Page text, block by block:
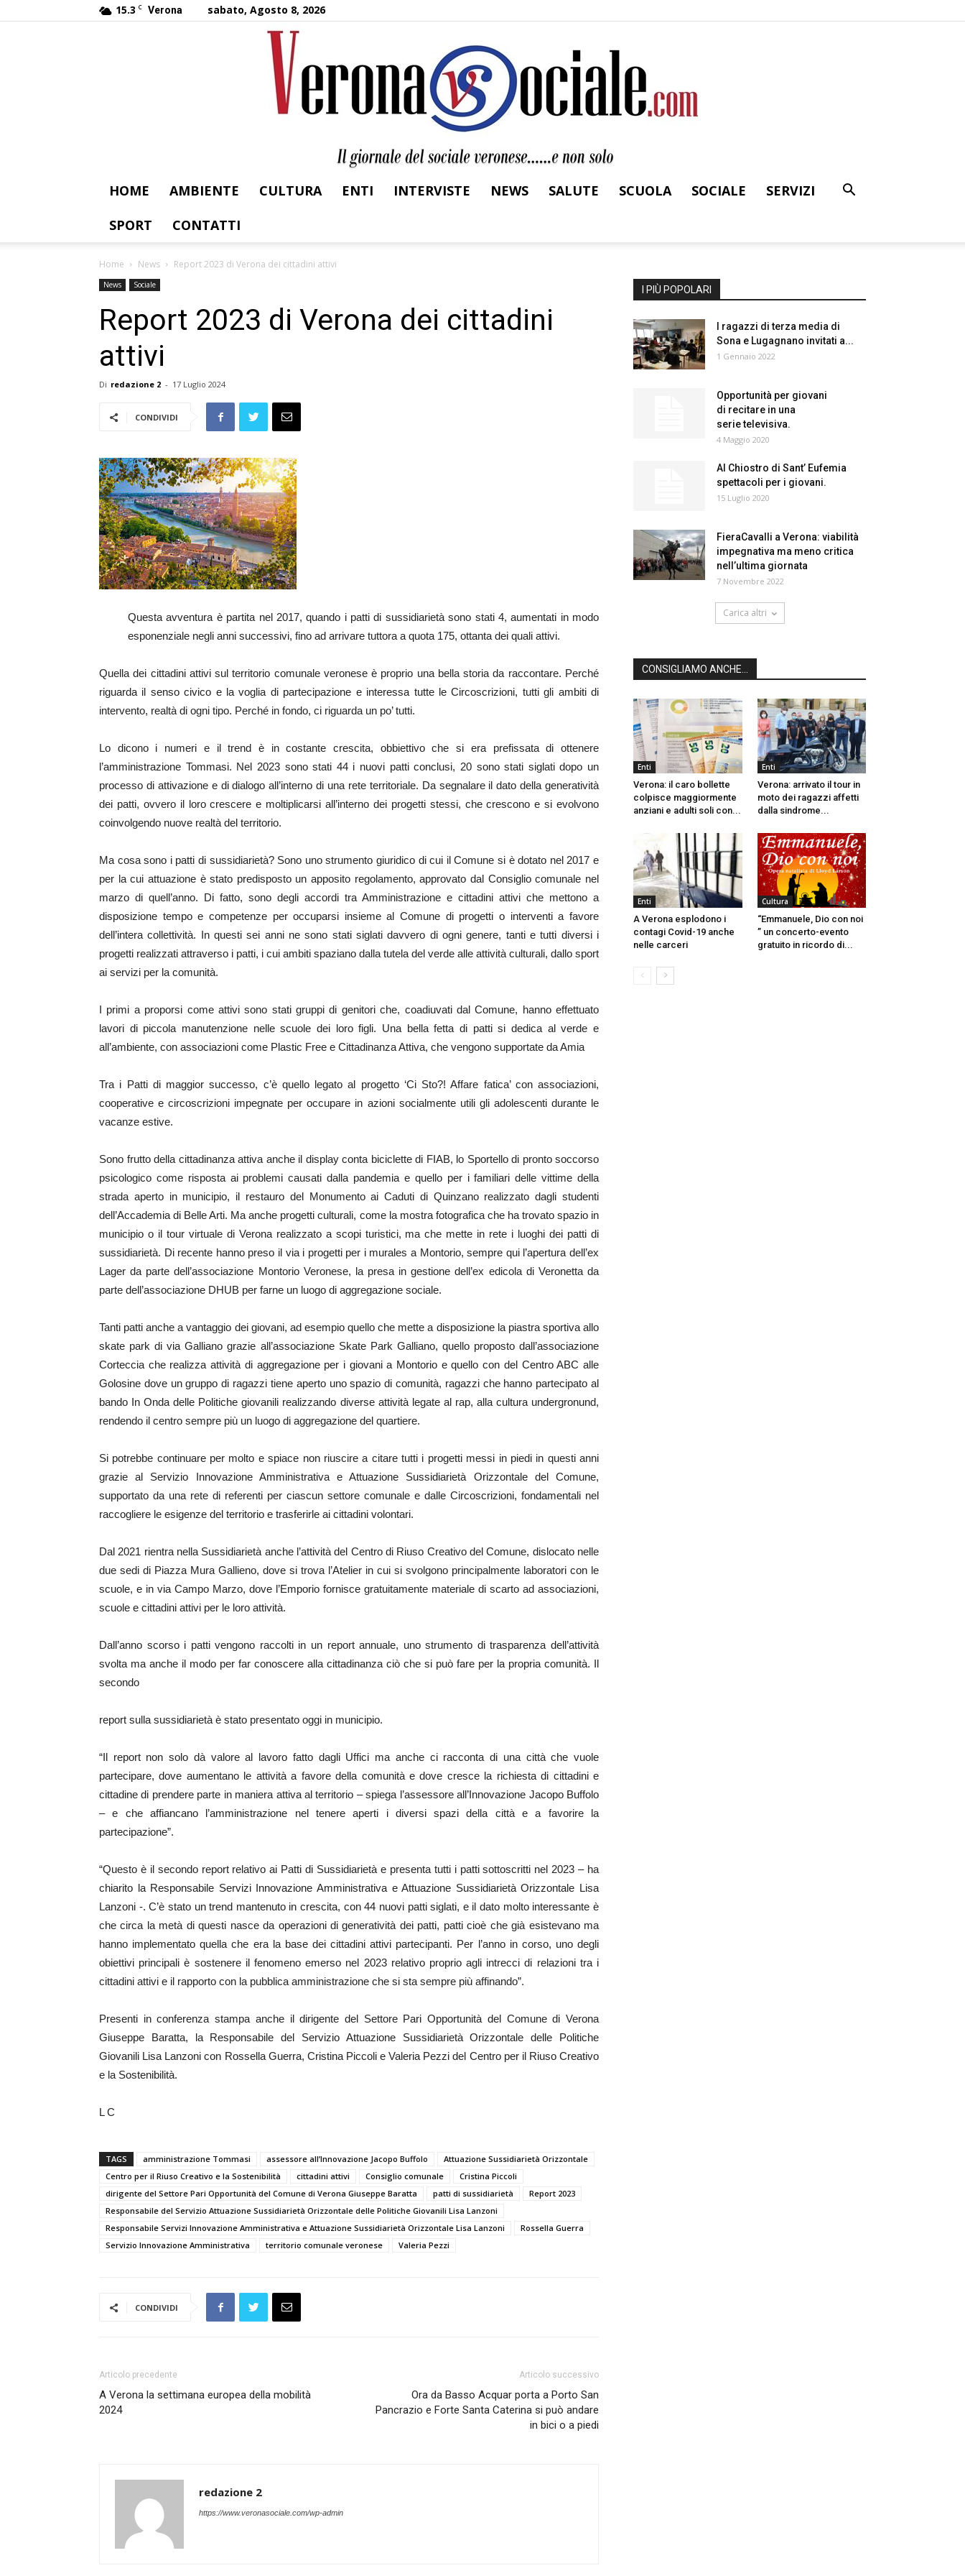
15.3 C Verona sabato, Agosto 8, 2026
Sociale
HOME AMBIENTE CULTURA ENTI INTERVISTE NEWS SALUTE SCUOLA SOCIALE
SERVIZI
SPORT
CONTATTI
Home News Report 2023 di Verona dei cittadini attivi
News Sociale
Report 2023 di Verona dei cittadini
attivi
Di redazione 2 - 17 Luglio 2024
CONDIVIDI
Questa avventura è partita nel 2017, quando i patti di sussidiarietà sono stati 4, aumentati in modo
esponenziale negli anni successivi, fino ad arrivare tuttora a quota 175, ottanta dei quali attivi.
Quella dei cittadini attivi sul territorio comunale veronese è proprio una bella storia da raccontare. Perché
riguarda il senso civico e la voglia di partecipazione e interessa tutte le Circoscrizioni, tutti gli ambiti di
intervento, realtà di ogni tipo. Perché in fondo, ci riguarda un po’ tutti.
Lo dicono i numeri e il trend è in costante crescita, obbiettivo che si era prefissata di ottenere
l’amministrazione Tommasi. Nel 2023 sono stati 44 i nuovi patti conclusi, 20 sono stati siglati dopo un
processo di attivazione e di dialogo all’interno di una rete territoriale. Da segnalare il dato della generatività
dei patti, ovvero il loro crescere e moltiplicarsi all’interno dei progetti stessi, che crescono e si evolvono
coinvolgendo nuove realtà del territorio.
Ma cosa sono i patti di sussidiarietà? Sono uno strumento giuridico di cui il Comune si è dotato nel 2017 e
per la cui attuazione è stato predisposto un apposito regolamento, approvato dal Consiglio comunale nel
marzo di quell’anno. Di fatto, sono degli accordi tra Amministrazione e cittadini attivi che mettono a
disposizione tempo e competenze per occuparsi insieme al Comune di progetti o interventi a favore
dell’intera collettività. In questi sei anni ne sono stati siglati davvero di ogni genere, tanti e tutti diversi i
progetti realizzati attraverso i patti, i cui ambiti spaziano dalla tutela del verde alle attività culturali, dallo sport
ai servizi per la comunità.
I primi a proporsi come attivi sono stati gruppi di genitori che, coadiuvati dal Comune, hanno effettuato
lavori di piccola manutenzione nelle scuole dei loro figli. Una bella fetta di patti si dedica al verde e
all’ambiente, con associazioni come Plastic Free e Cittadinanza Attiva, che vengono supportate da Amia
Tra i Patti di maggior successo, c’è quello legato al progetto ‘Ci Sto?! Affare fatica’ con associazioni,
cooperative e circoscrizioni impegnate per occupare in azioni socialmente utili gli adolescenti durante le
vacanze estive.
Sono frutto della cittadinanza attiva anche il display conta biciclette di FIAB, lo Sportello di pronto soccorso
psicologico come risposta ai problemi causati dalla pandemia e quello per i familiari delle vittime della
strada aperto in municipio, il restauro del Monumento ai Caduti di Quinzano realizzato dagli studenti
dell’Accademia di Belle Arti. Ma anche progetti culturali, come la mostra fotografica che ha trovato spazio in
municipio o il tour virtuale di Verona realizzato a scopi turistici, ma che mette in rete i luoghi dei patti di
sussidiarietà. Di recente hanno preso il via i progetti per i murales a Montorio, sempre qui l’apertura dell’ex
Lager da parte dell’associazione Montorio Veronese, la presa in gestione dell’ex edicola di Veronetta da
parte dell’associazione DHUB per farne un luogo di aggregazione sociale.
Tanti patti anche a vantaggio dei giovani, ad esempio quello che mette a disposizione la piastra sportiva allo
skate park di via Galliano grazie all’associazione Skate Park Galliano, quello proposto dall’associazione
Corteccia che realizza attività di aggregazione per i giovani a Montorio e quello con del Centro ABC alle
Golosine dove un gruppo di ragazzi tiene aperto uno spazio di comunità, ragazzi che hanno partecipato al
bando In Onda delle Politiche giovanili realizzando diverse attività legate al rap, alla cultura undergronund,
rendendo il centro sempre più un luogo di aggregazione del quartiere.
Si potrebbe continuare per molto e spiace non riuscire a citare tutti i progetti messi in piedi in questi anni
grazie al Servizio Innovazione Amministrativa e Attuazione Sussidiarietà Orizzontale del Comune,
supportato da una rete di referenti per ciascun settore comunale e dalle Circoscrizioni, fondamentali nel
raccogliere le esigenze del territorio e trasferirle ai cittadini volontari.
Dal 2021 rientra nella Sussidiarietà anche l’attività del Centro di Riuso Creativo del Comune, dislocato nelle
due sedi di Piazza Mura Gallieno, dove si trova l’Atelier in cui si svolgono principalmente laboratori con le
scuole, e in via Campo Marzo, dove l’Emporio fornisce gratuitamente materiale di scarto ad associazioni,
scuole e cittadini attivi per le loro attività.
Dall’anno scorso i patti vengono raccolti in un report annuale, uno strumento di trasparenza dell’attività
svolta ma anche il modo per far conoscere alla cittadinanza ciò che si può fare per la propria comunità. Il
secondo
report sulla sussidiarietà è stato presentato oggi in municipio.
“Il report non solo dà valore al lavoro fatto dagli Uffici ma anche ci racconta di una città che vuole
partecipare, dove aumentano le attività a favore della comunità e dove cresce la richiesta di cittadini e
cittadine di prendere parte in maniera attiva al territorio – spiega l’assessore all’Innovazione Jacopo Buffolo
– e che affiancano l’amministrazione nel tenere aperti i diversi spazi della città e a favorire la
partecipazione”.
“Questo è il secondo report relativo ai Patti di Sussidiarietà e presenta tutti i patti sottoscritti nel 2023 – ha
chiarito la Responsabile Servizi Innovazione Amministrativa e Attuazione Sussidiarietà Orizzontale Lisa
Lanzoni -. C’è stato un trend mantenuto in crescita, con 44 nuovi patti siglati, e il dato molto interessante è
che circa la metà di questi nasce da operazioni di generatività dei patti, patti cioè che già esistevano ma
hanno implementato quella che era la base dei cittadini attivi partecipanti. Per l’anno in corso, uno degli
obiettivi principali è sostenere il fenomeno emerso nel 2023 relativo proprio agli intrecci di relazioni tra i
cittadini attivi e il rapporto con la pubblica amministrazione che si sta sempre più affinando”.
Presenti in conferenza stampa anche il dirigente del Settore Pari Opportunità del Comune di Verona
Giuseppe Baratta, la Responsabile del Servizio Attuazione Sussidiarietà Orizzontale delle Politiche
Giovanili Lisa Lanzoni con Rossella Guerra, Cristina Piccoli e Valeria Pezzi del Centro per il Riuso Creativo
e la Sostenibilità.
L C
TAGS amministrazione Tommasi assessore all’Innovazione Jacopo Buffolo
Attuazione Sussidiarietà Orizzontale
Centro per il Riuso Creativo e la Sostenibilità
cittadini attivi Consiglio comunale
Cristina Piccoli
dirigente del Settore Pari Opportunità del Comune di Verona Giuseppe Baratta
patti di sussidiarietà
Report 2023
Responsabile del Servizio Attuazione Sussidiarietà Orizzontale delle Politiche Giovanili Lisa Lanzoni
Responsabile Servizi Innovazione Amministrativa e Attuazione Sussidiarietà Orizzontale Lisa Lanzoni
Rossella Guerra
Servizio Innovazione Amministrativa
territorio comunale veronese Valeria Pezzi
CONDIVIDI
Articolo precedente
A Verona la settimana europea della mobilità
2024
Articolo successivo
Ora da Basso Acquar porta a Porto San
Pancrazio e Forte Santa Caterina si può andare
in bici o a piedi
redazione 2
https://www.veronasociale.com/wp-admin
I PIÙ POPOLARI
I ragazzi di terza media di
Sona e Lugagnano invitati a...
1 Gennaio 2022
Opportunità per giovani
di recitare in una
serie televisiva.
4 Maggio 2020
Al Chiostro di Sant’ Eufemia
spettacoli per i giovani.
15 Luglio 2020
FieraCavalli a Verona: viabilità
impegnativa ma meno critica
nell’ultima giornata
7 Novembre 2022
Carica altri
CONSIGLIAMO ANCHE...
Enti
Verona: il caro bollette
colpisce maggiormente
anziani e adulti soli con...
Enti
Verona: arrivato il tour in
moto dei ragazzi affetti
dalla sindrome...
Enti
A Verona esplodono i
contagi Covid-19 anche
nelle carceri
Cultura
“Emmanuele, Dio con noi
” un concerto-evento
gratuito in ricordo di...